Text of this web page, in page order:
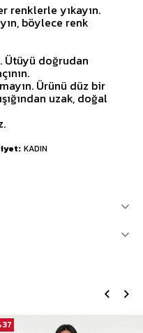
renklerle yıkayın.
böylece renk
Ütüyü doğrudan
Ürünü düz bir
uzak, doğal
KADIN